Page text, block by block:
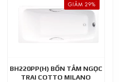
GIẢM 29%
BH220PP(H) BỒN TẮM NGỌC
TRAI COTTO MILANO